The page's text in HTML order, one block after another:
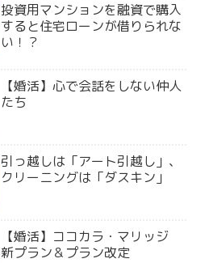
投資用マンションを融資で購入
すると住宅ローンが借りられな
い！？
【婚活】心で会話をしない仲人
たち
引っ越しは「アート引越し」、
クリーニングは「ダスキン」
【婚活】ココカラ・マリッジ
新プラン＆プラン改定